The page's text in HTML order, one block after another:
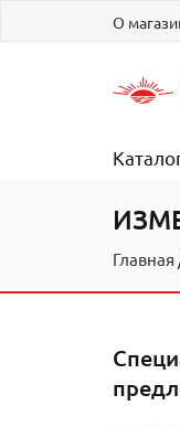
О
Главная